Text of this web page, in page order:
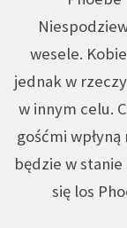
wesele.
jednak w
w innym celu.
gośćmi
będzie w
się los